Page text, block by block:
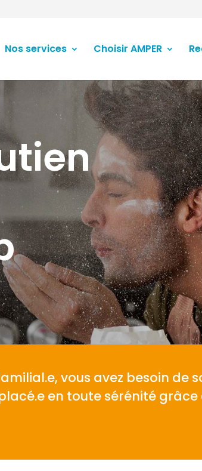
Nos services Choisir AMPER
vous avez besoin de
en toute sérénité